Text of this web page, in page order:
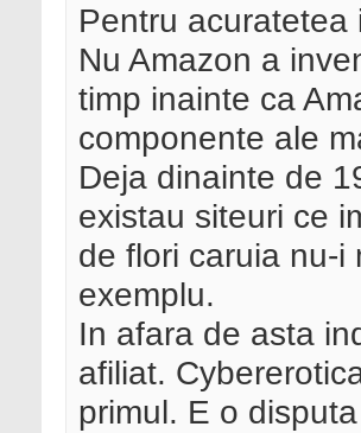
Pentru acuratetea
Nu Amazon a
timp inainte ca
componente ale
Deja dinainte de
existau siteuri ce
de flori caruia nu-i
exemplu.
In afara de asta
afiliat.
primul. E o